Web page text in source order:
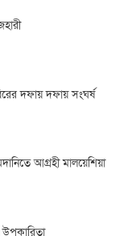
দফায় দফায় সংঘর্ষ
আগ্রহী মালয়েশিয়া